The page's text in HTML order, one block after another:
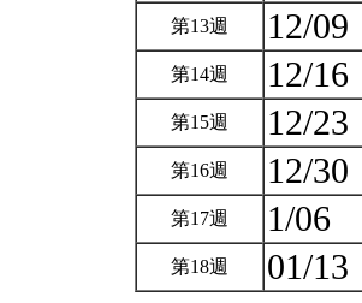
第13週 12/09
第14週 12/16
第15週 12/23
第16週 12/30
第17週 1/06
第18週 01/13